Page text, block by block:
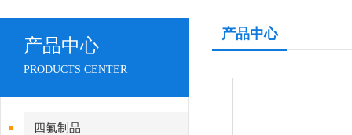
产品中心
PRODUCTS CENTER
四氟制品
产品中心